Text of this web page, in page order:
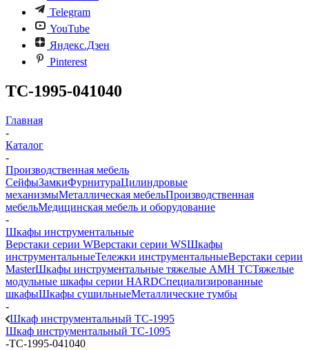
Telegram
YouTube
Яндекс.Дзен
Pinterest
TC-1995-041040
Главная
-
Каталог
-
Производственная мебель
СейфыЗамкиФурнитураЦилиндровые
механизмыМеталлическая мебельПроизводственная
мебельМедицинская мебель и оборудование
-
Шкафы инструментальные
Верстаки серии WВерстаки серии WSШкафы
инструментальныеТележки инструментальныеВерстаки серии
MasterШкафы инструментальные тяжелые AMH TCТяжелые
модульные шкафы серии HARDCпециализированные
шкафыШкафы сушильныеМеталлические тумбы
-
Шкаф инструментальный TC-1995
Шкаф инструментальный TC-1095
-TC-1995-041040